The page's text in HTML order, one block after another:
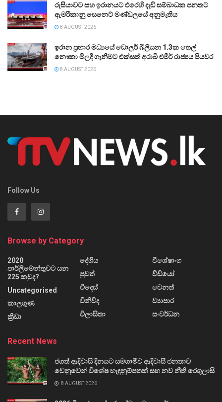
රුසියාවට සහ ඉරානයට එරෙහි දැඩි සම්බාධක පනතට
ඇමරිකානු සෙනෙට් මණ්ඩලයේ අනුමැතිය
8 AUGUST 2026
ඉරාන ප්‍රහාර මධ්‍යයේ ඩොලර් බිලියන 1.3ක තෙල්
නෞකා මිලදී ගැනීමට එක්සත් අරාබි එමීර් රාජ්‍යය පියවර
8 AUGUST 2026
Follow Us
Browse by Category
2020
පාර්ලිමේන්තුවට යන
225 කවුද?
Uncategorised
කාලගුණ
ක්‍රීඩා
දේශීය
පුවත්
විදෙස්
විනිවිද
විලාසිතා
විශේෂාංග
වීඩියෝ
වෙනත්
ව්‍යාපාර
සංවර්ධන
Recent News
ජගත් ආදිවාසි දිනයට සමගාමීව ආදිවාසී ජනතාව
වෙනුවෙන් විශේෂ හැඳුනුම්පතක් සහ නව නීති රෙගුලාසි
8 AUGUST 2026